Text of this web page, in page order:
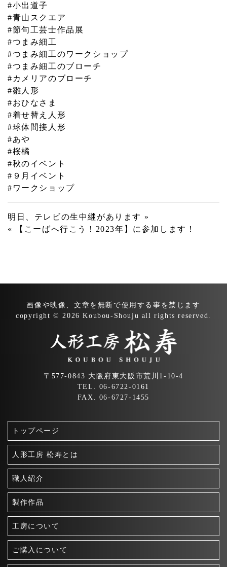
#小出道子
#青山スクエア
#節句工芸士作品展
#つまみ細工
#つまみ細工のワークショップ
#つまみ細工のブローチ
#カメリアのブローチ
#雛人形
#おひなさま
#着せ替え人形
#球体間接人形
#あや
#桜橘
#秋のイベント
#９月イベント
#ワークショップ
投
稿
ゲ
シ
明日、テレビの生中継があります »
« 【こーばへ行こう！2023年】に参加します！
画像や映像、文章を無断で使用する事を禁じます
copyright © 2026 Koubou-Shouju all rights reserved.
〒577-0843 大阪府東大阪市荒川1-10-4
TEL. 06-6722-0161
FAX. 06-6727-1455
トップページ
人形工房 松寿とは
職人紹介
製作作品
工房について
ご購入について